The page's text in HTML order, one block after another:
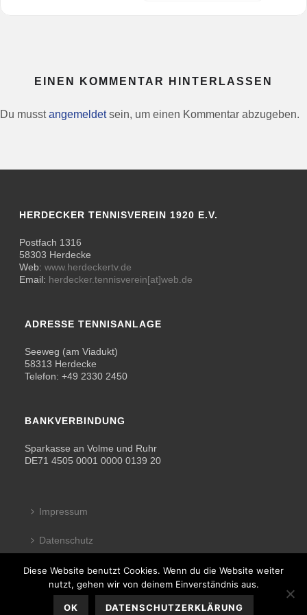
EINEN KOMMENTAR HINTERLASSEN
Du musstangemeldetsein, um einen Kommentar abzugeben.
HERDECKER TENNISVEREIN 1920 E.V.
Postfach 1316
58303 Herdecke
Web:www.herdeckertv.de
Email: herdecker.tennisverein[at]web.de
ADRESSE TENNISANLAGE
Seeweg (am Viadukt)
58313 Herdecke
Telefon: +49 2330 2450
BANKVERBINDUNG
Sparkasse an Volme und Ruhr
DE71 4505 0001 0000 0139 20
Impressum
Datenschutz
Kontakt
Diese Website benutzt Cookies. Wenn du die Website weiter
nutzt, gehen wir von deinem Einverständnis aus.
OK DATENSCHUTZERKLÄRUNG